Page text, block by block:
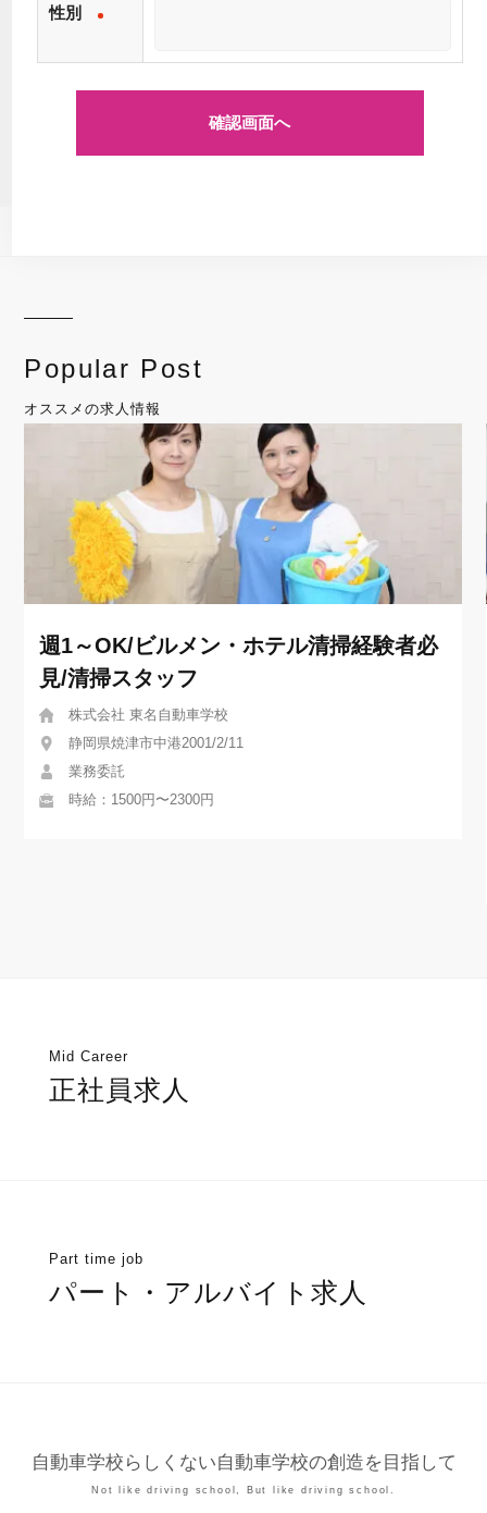
性別
Popular Post
オススメの求人情報
週1～OK/ビルメン・ホテル清掃経験者必
見/清掃スタッフ
株式会社 東名自動車学校
静岡県焼津市中港2001/2/11
業務委託
時給：1500円〜2300円
Mid Career
正社員求人
Part time job
パート・アルバイト求人
自動車学校らしくない自動車学校の創造を目指して
Not like driving school, But like driving school.